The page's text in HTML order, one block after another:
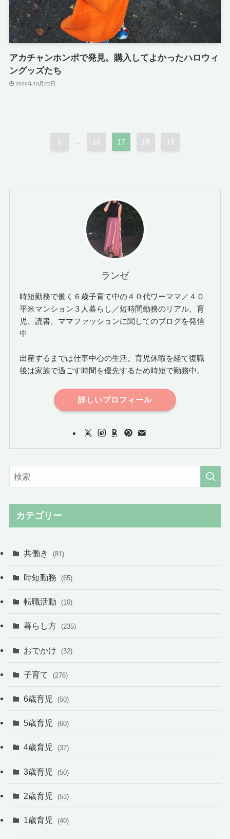
アカチャンホンポで発見。購入してよかったハロウィ
ングッズたち
2020年10月22日
1 ... 16 17 18 19
ランゼ
時短勤務で働く６歳子育て中の４０代ワーママ／４０
平米マンション３人暮らし／短時間勤務のリアル、育
児、読書、ママファッションに関してのブログを発信
中
出産するまでは仕事中心の生活。育児休暇を経て復職
後は家族で過ごす時間を優先するため時短で勤務中。
詳しいプロフィール
カテゴリー
共働き (81)
時短勤務 (65)
転職活動 (10)
暮らし方 (235)
おでかけ (32)
子育て (276)
6歳育児 (50)
5歳育児 (60)
4歳育児 (37)
3歳育児 (50)
2歳育児 (53)
1歳育児 (40)